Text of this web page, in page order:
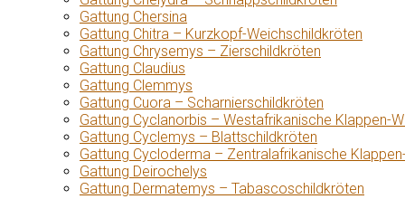
Gattung Chersina
Gattung Chitra – Kurzkopf-Weichschildkröten
Gattung Chrysemys – Zierschildkröten
Gattung Claudius
Gattung Clemmys
Gattung Cuora – Scharnierschildkröten
Gattung Cyclanorbis – Westafrikanische Klappen-
Gattung Cyclemys – Blattschildkröten
Gattung Cycloderma – Zentralafrikanische
Gattung Deirochelys
Gattung Dermatemys – Tabascoschildkröten